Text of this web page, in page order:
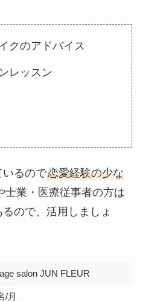
クのアドバイス
レッスン
いるので恋愛経験の少な
士業・医療従事者の方は
ので、活用しましょ
salon JUN FLEUR
/月